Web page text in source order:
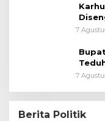
7
7
Berita Politik